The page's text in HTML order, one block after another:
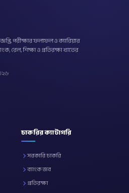
পরীক্ষার ফলাফল ও ক্যারিয়ার
রেল, শিক্ষা ও প্রতিরক্ষা খাতের
চাকরির ক্যাটাগরি
সরকারি চাকরি
ব্যাংক জব
প্রতিরক্ষা